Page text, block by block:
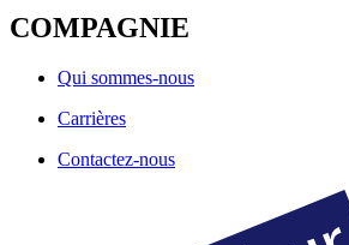
COMPAGNIE
Qui sommes-nous
Carrières
Contactez-nous